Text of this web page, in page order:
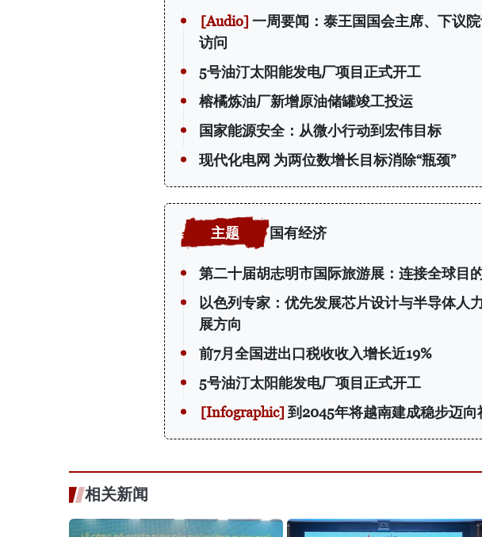
一周要闻：泰王国国会主席、下议
访问
5号油汀太阳能发电厂项目正式开工
榕橘炼油厂新增原油储罐竣工投运
国家能源安全：从微小行动到宏伟目标
现代化电网 为两位数增长目标消除“瓶颈”
国有经济
第二十届胡志明市国际旅游展：连接全球目
以色列专家：优先发展芯片设计与半导体人
展方向
前7月全国进出口税收收入增长近19%
5号油汀太阳能发电厂项目正式开工
到2045年将越南建成稳步迈
相关新闻